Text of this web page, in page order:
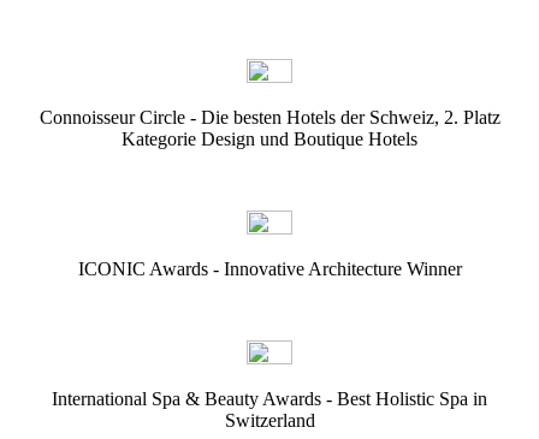
Connoisseur Circle - Die besten Hotels der Schweiz, 2. Platz
Kategorie Design und Boutique Hotels
ICONIC Awards - Innovative Architecture Winner
International Spa & Beauty Awards - Best Holistic Spa in
Switzerland